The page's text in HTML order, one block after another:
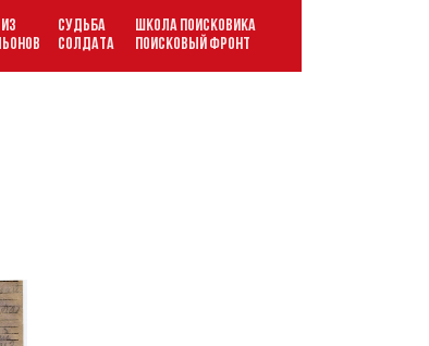
СУДЬБА
СОЛДАТА
ШКОЛА ПОИСКОВИКА
ПОИСКОВЫЙ ФРОНТ